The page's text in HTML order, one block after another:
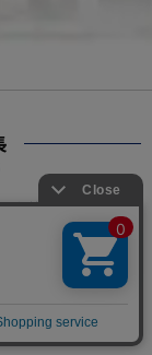
得情報満載
限定クーポンや、限定価格で
円（税込）以上のお買い上
料無料